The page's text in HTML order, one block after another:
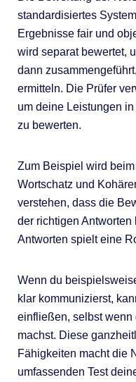
standardisiertes
Ergebnisse fair und
wird separat bewertet,
dann
ermitteln. Die Prüfer
um deine Leistungen
zu bewerten.
Zum Beispiel wird
Wortschatz und
verstehen, dass die
der richtigen
Antworten spielt eine
Wenn du
klar kommunizierst,
einfließen, selbst
machst. Diese
Fähigkeiten macht die
umfassenden Test